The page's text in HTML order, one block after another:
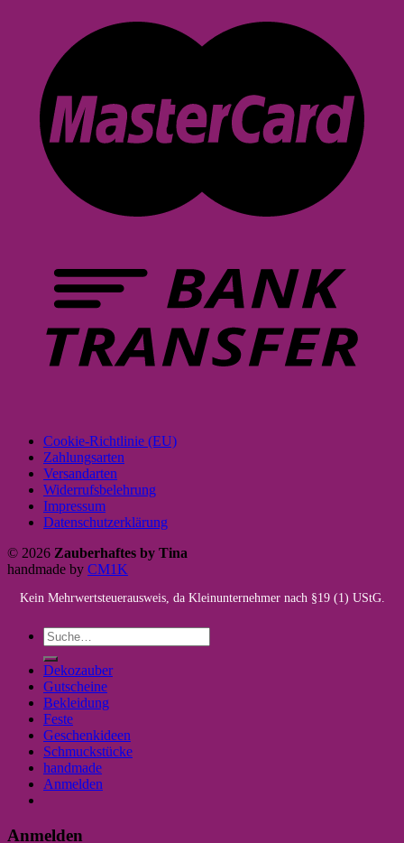
Cookie-Richtlinie (EU)
Zahlungsarten
Versandarten
Widerrufsbelehrung
Impressum
Datenschutzerklärung
© 2026 Zauberhaftes by Tina
handmade by CM1K
Kein Mehrwertsteuerausweis, da Kleinunternehmer nach §19 (1) UStG.
Suche
nach:
Dekozauber
Gutscheine
Bekleidung
Feste
Geschenkideen
Schmuckstücke
handmade
Anmelden
Anmelden